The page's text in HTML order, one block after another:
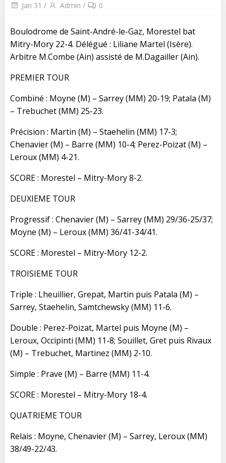
Jan 31 / Admin / 0
Boulodrome de Saint-André-le-Gaz, Morestel bat
Mitry-Mory 22-4. Délégué : Liliane Martel (Isère).
Arbitre M.Combe (Ain) assisté de M.Dagailler (Ain).
PREMIER TOUR
Combiné : Moyne (M) – Sarrey (MM) 20-19; Patala (M)
– Trebuchet (MM) 25-23.
Précision : Martin (M) – Staehelin (MM) 17-3;
Chenavier (M) – Barre (MM) 10-4; Perez-Poizat (M) –
Leroux (MM) 4-21.
SCORE : Morestel – Mitry-Mory 8-2.
DEUXIEME TOUR
Progressif : Chenavier (M) – Sarrey (MM) 29/36-25/37;
Moyne (M) – Leroux (MM) 36/41-34/41.
SCORE : Morestel – Mitry-Mory 12-2.
TROISIEME TOUR
Triple : Lheuillier, Grepat, Martin puis Patala (M) –
Sarrey, Staehelin, Samtchewsky (MM) 11-6.
Double : Perez-Poizat, Martel puis Moyne (M) –
Leroux, Occipinti (MM) 11-8; Souillet, Gret puis Rivaux
(M) – Trebuchet, Martinez (MM) 2-10.
Simple : Prave (M) – Barre (MM) 11-4.
SCORE : Morestel – Mitry-Mory 18-4.
QUATRIEME TOUR
Relais : Moyne, Chenavier (M) – Sarrey, Leroux (MM)
38/49-22/43.